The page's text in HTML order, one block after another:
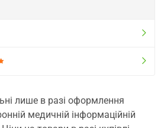
лише в разі оформлення
медичній інформаційній